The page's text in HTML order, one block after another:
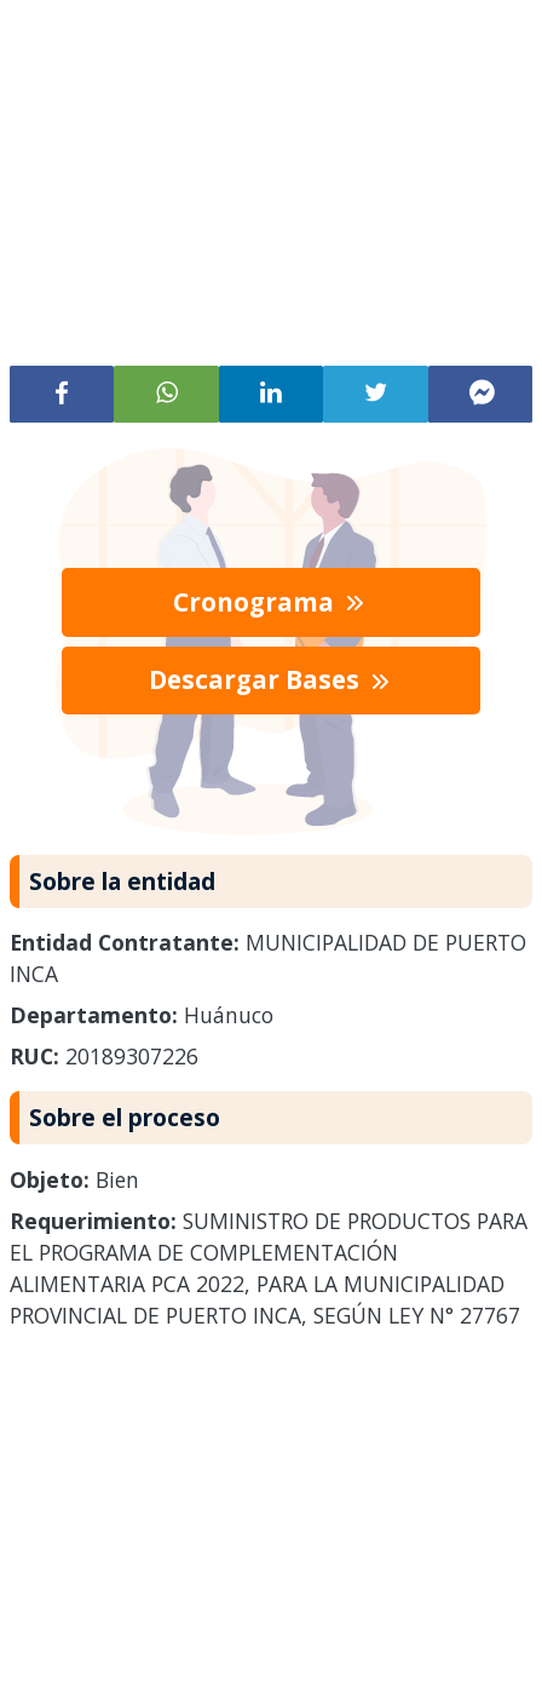
Cronograma
Descargar Bases
Sobre la entidad
Entidad Contratante: MUNICIPALIDAD DE PUERTO
INCA
Departamento: Huánuco
RUC: 20189307226
Sobre el proceso
Objeto: Bien
Requerimiento: SUMINISTRO DE PRODUCTOS PARA
EL PROGRAMA DE COMPLEMENTACIÓN
ALIMENTARIA PCA 2022, PARA LA MUNICIPALIDAD
PROVINCIAL DE PUERTO INCA, SEGÚN LEY N° 27767